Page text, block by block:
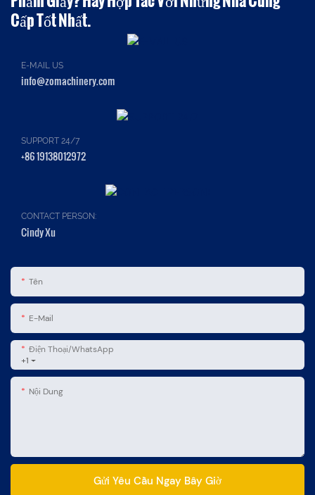
Cấp Tốt Nhất.
E-MAIL US
info@zomachinery.com
SUPPORT 24/7
+86 19138012972
CONTACT PERSON:
Cindy Xu
Tên
E-Mail
+1
Điện Thoại/WhatsApp
Nội Dung
Gửi Yêu Cầu Ngay Bây Giờ